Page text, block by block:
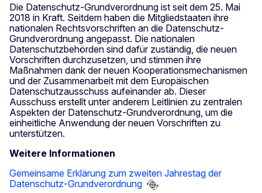
Die Datenschutz-Grundverordnung ist seit dem 25. Mai
2018 in Kraft. Seitdem haben die Mitgliedstaaten ihre
nationalen Rechtsvorschriften an die Datenschutz-
Grundverordnung angepasst. Die nationalen
Datenschutzbehörden sind dafür zuständig, die neuen
Vorschriften durchzusetzen, und stimmen ihre
Maßnahmen dank der neuen Kooperationsmechanismen
und der Zusammenarbeit mit dem Europäischen
Datenschutzausschuss aufeinander ab. Dieser
Ausschuss erstellt unter anderem Leitlinien zu zentralen
Aspekten der Datenschutz-Grundverordnung, um die
einheitliche Anwendung der neuen Vorschriften zu
unterstützen.
Weitere Informationen
Gemeinsame Erklärung zum zweiten Jahrestag der
Datenschutz-Grundverordnung